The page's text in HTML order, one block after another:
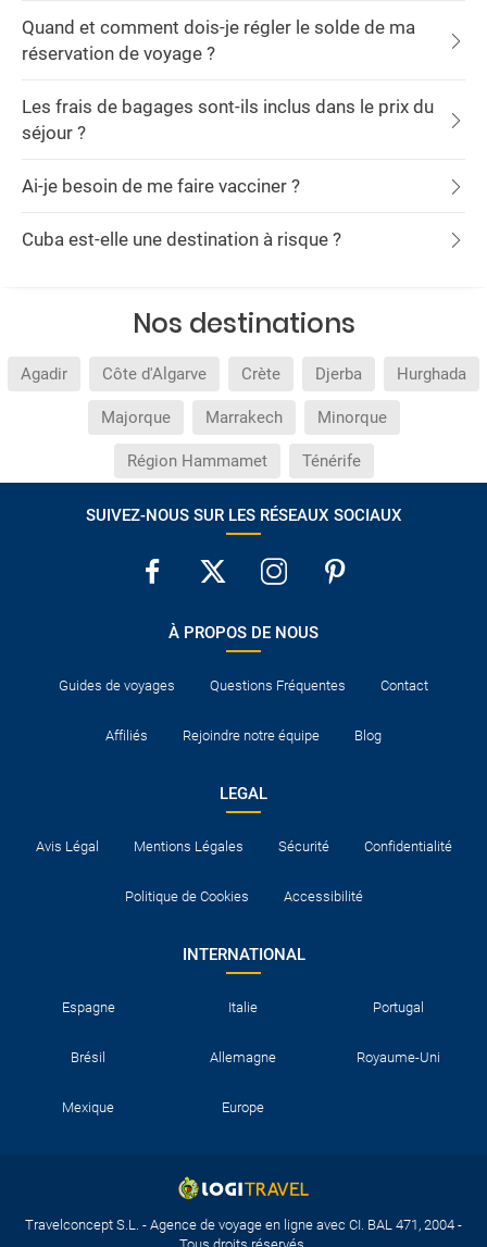
Quand et comment dois-je régler le solde de ma
réservation de voyage ?
Les frais de bagages sont-ils inclus dans le prix du
séjour ?
Ai-je besoin de me faire vacciner ?
Cuba est-elle une destination à risque ?
Nos destinations
Agadir Côte d'Algarve Crète Djerba Hurghada
Majorque Marrakech Minorque
Région Hammamet Ténérife
SUIVEZ-NOUS SUR LES RÉSEAUX SOCIAUX
À PROPOS DE NOUS
Guides de voyages Questions Fréquentes Contact
Affiliés Rejoindre notre équipe Blog
LEGAL
Avis Légal Mentions Légales Sécurité Confidentialité
Politique de Cookies Accessibilité
INTERNATIONAL
Espagne Italie Portugal
Brésil Allemagne Royaume-Uni
Mexique Europe
Travelconcept S.L. - Agence de voyage en ligne avec CI. BAL 471, 2004 -